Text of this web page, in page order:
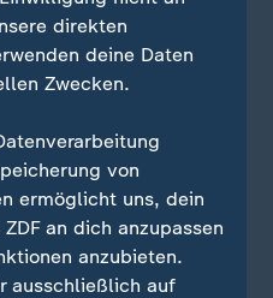
Nato-Staaten einen
für potenzielle
Russland
intensiv diskutiert.
direkten
deine Daten
Zwecken.
von
ermöglicht uns, dein
an dich anzupassen
anzubieten.
ausschließlich auf